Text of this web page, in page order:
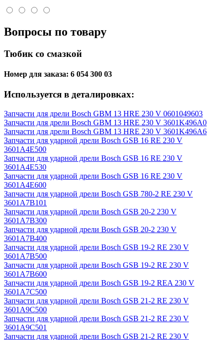
Вопросы по товару
Тюбик со смазкой
Номер для заказа: 6 054 300 03
Используется в деталировках:
Запчасти для дрели Bosch GBM 13 HRE 230 V 0601049603
Запчасти для дрели Bosch GBM 13 HRE 230 V 3601K496A0
Запчасти для дрели Bosch GBM 13 HRE 230 V 3601K496A6
Запчасти для ударной дрели Bosch GSB 16 RE 230 V
3601A4E500
Запчасти для ударной дрели Bosch GSB 16 RE 230 V
3601A4E530
Запчасти для ударной дрели Bosch GSB 16 RE 230 V
3601A4E600
Запчасти для ударной дрели Bosch GSB 780-2 RE 230 V
3601A7B101
Запчасти для ударной дрели Bosch GSB 20-2 230 V
3601A7B300
Запчасти для ударной дрели Bosch GSB 20-2 230 V
3601A7B400
Запчасти для ударной дрели Bosch GSB 19-2 RE 230 V
3601A7B500
Запчасти для ударной дрели Bosch GSB 19-2 RE 230 V
3601A7B600
Запчасти для ударной дрели Bosch GSB 19-2 REA 230 V
3601A7C500
Запчасти для ударной дрели Bosch GSB 21-2 RE 230 V
3601A9C500
Запчасти для ударной дрели Bosch GSB 21-2 RE 230 V
3601A9C501
Запчасти для ударной дрели Bosch GSB 21-2 RE 230 V